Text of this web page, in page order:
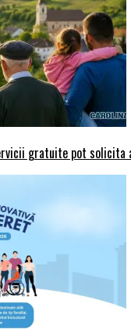
gratuite pot solicita